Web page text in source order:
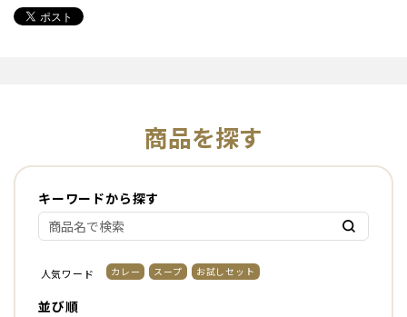
商品を探す
キーワードから探す
並び順
人気ワード カレー スープ お試しセット